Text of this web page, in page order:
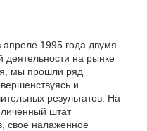
1995 года двумя
на рынке
мы прошли ряд
и
результатов. На
штат
свое налаженное